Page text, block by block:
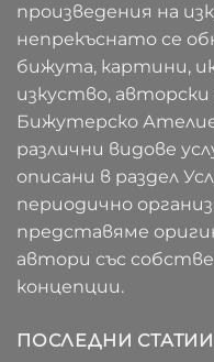
произведения на
непрекъснато се
бижута, картини,
изкуство,
Бижутерско
различни видове
описани в раздел
периодично
представяме
автори със
концепции.
ПОСЛЕДНИ